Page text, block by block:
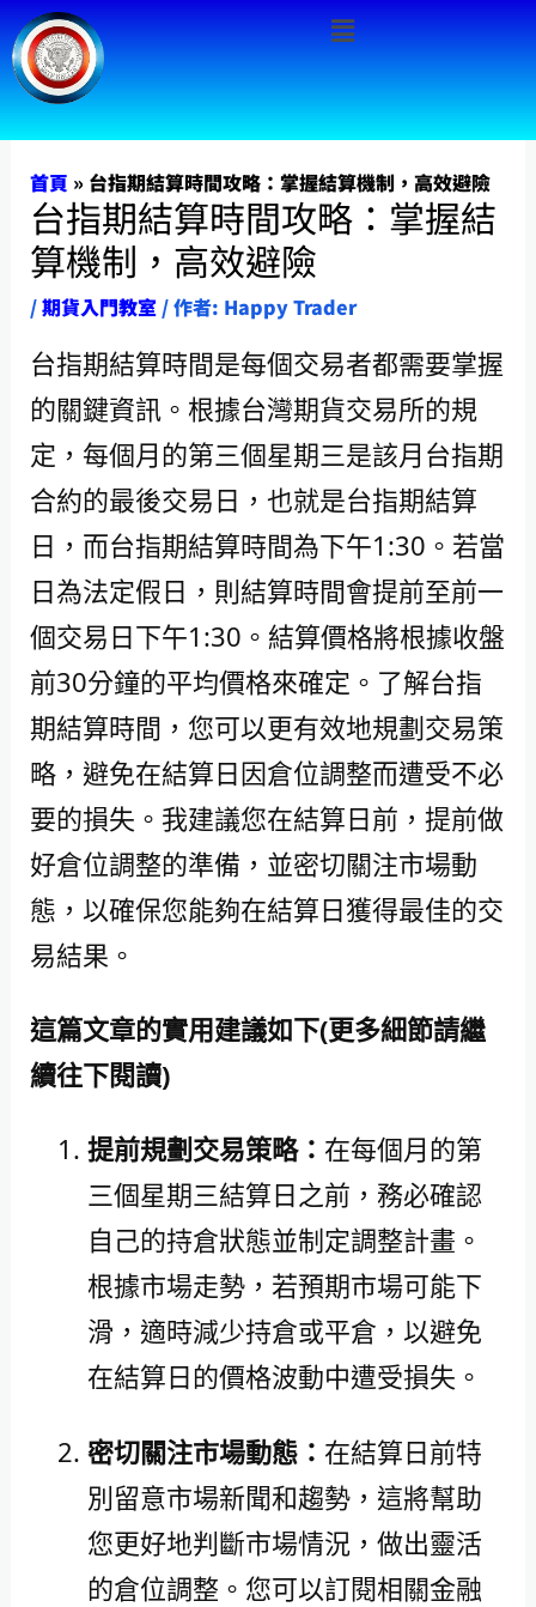
跳
至
主
要
Menu
首頁 » 台指期結算時間攻略：掌握結算機制，高效避險
台指期結算時間攻略：掌握結
算機制，高效避險
/期貨入門教室/ 作者: Happy Trader
台指期結算時間是每個交易者都需要掌握
的關鍵資訊。根據台灣期貨交易所的規
定，每個月的第三個星期三是該月台指期
合約的最後交易日，也就是台指期結算
日，而台指期結算時間為下午1:30。若當
日為法定假日，則結算時間會提前至前一
個交易日下午1:30。結算價格將根據收盤
前30分鐘的平均價格來確定。了解台指
期結算時間，您可以更有效地規劃交易策
略，避免在結算日因倉位調整而遭受不必
要的損失。我建議您在結算日前，提前做
好倉位調整的準備，並密切關注市場動
態，以確保您能夠在結算日獲得最佳的交
易結果。
這篇文章的實用建議如下(更多細節請繼
續往下閱讀)
提前規劃交易策略： 在每個月的第
三個星期三結算日之前，務必確認
自己的持倉狀態並制定調整計畫。
根據市場走勢，若預期市場可能下
滑，適時減少持倉或平倉，以避免
在結算日的價格波動中遭受損失。
密切關注市場動態： 在結算日前特
別留意市場新聞和趨勢，這將幫助
您更好地判斷市場情況，做出靈活
的倉位調整。您可以訂閱相關金融